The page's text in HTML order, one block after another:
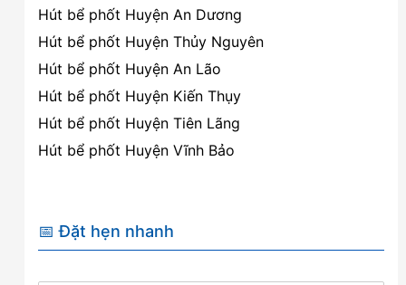
Hút bể phốt Huyện An Dương
Hút bể phốt Huyện Thủy Nguyên
Hút bể phốt Huyện An Lão
Hút bể phốt Huyện Kiến Thụy
Hút bể phốt Huyện Tiên Lãng
Hút bể phốt Huyện Vĩnh Bảo
📅 Đặt hẹn nhanh